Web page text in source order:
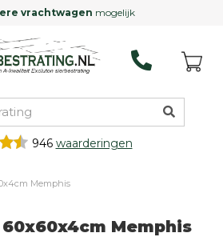
vrachtwagen mogelijk
946 waarderingen
Memphis
Memphis